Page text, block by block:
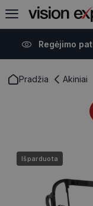
Regėjimo
Pradžia Akiniai
Išparduota